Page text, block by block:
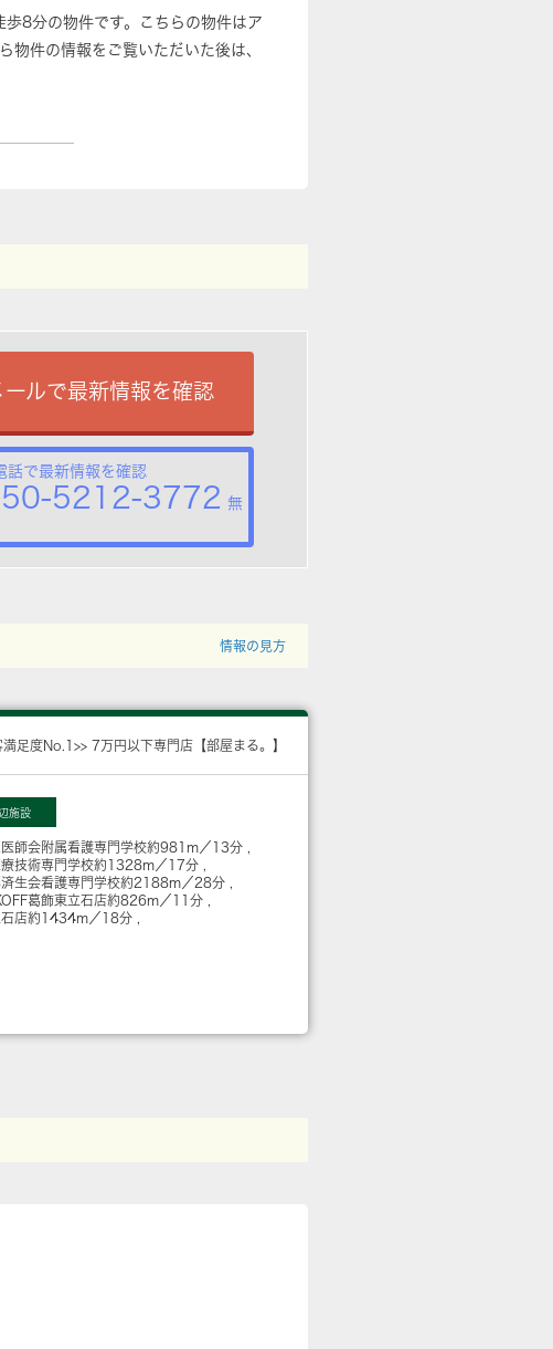
8分の物件です。こちらの物件はア
物件の情報をご覧いただいた後は、
ールで最新情報を確認
話で最新情報を確認
5212-3772 無
情報の見方
満足度No.1>> 7万円以下専門店【部屋まる。】
施設
師会附属看護専門学校約981m／13分
技術専門学校約1328m／17分
生会看護専門学校約2188m／28分
葛飾東立石店約826m／11分
店約1434m／18分